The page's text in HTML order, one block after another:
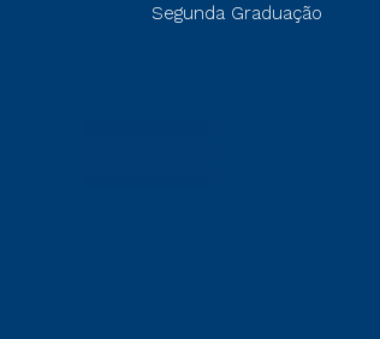
Segunda Graduação